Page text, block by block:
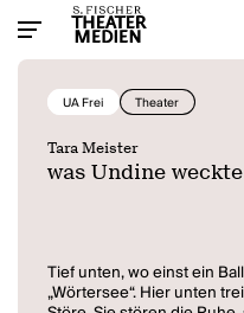
UA Frei Theater
Tara Meister
was Undine weckte
Tief unten, wo einst ein
„Wörtersee“. Hier unten